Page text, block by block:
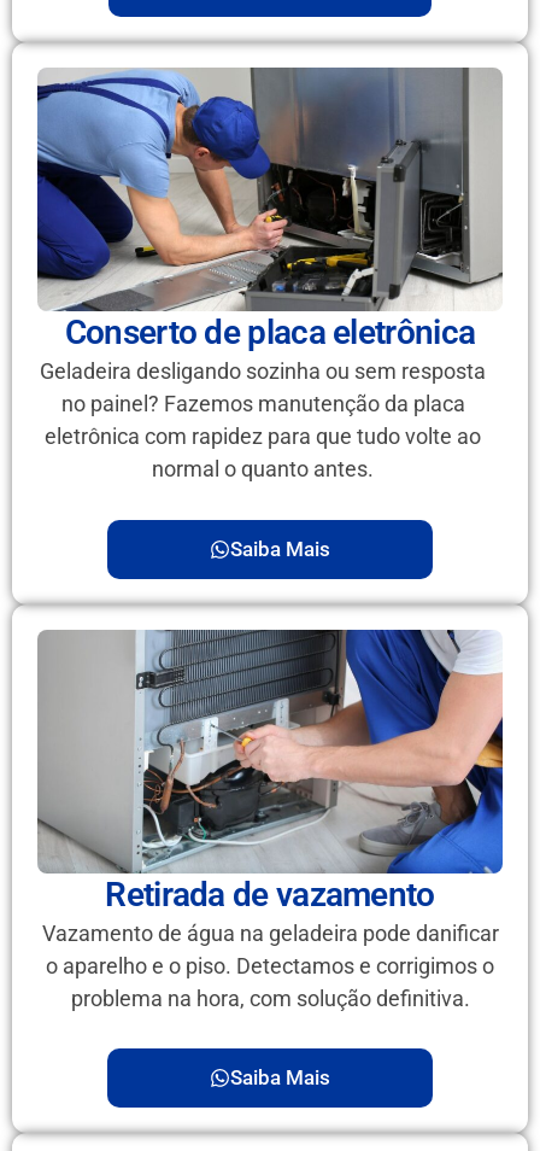
Conserto de placa eletrônica
Geladeira desligando sozinha ou sem resposta
no painel? Fazemos manutenção da placa
eletrônica com rapidez para que tudo volte ao
normal o quanto antes.
Saiba Mais
Retirada de vazamento
Vazamento de água na geladeira pode danificar
o aparelho e o piso. Detectamos e corrigimos o
problema na hora, com solução definitiva.
Saiba Mais